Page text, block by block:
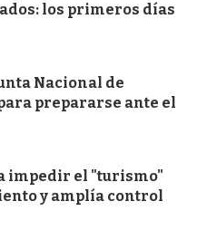
los primeros días
Nacional de
prepararse ante el
impedir el "turismo"
y amplía control